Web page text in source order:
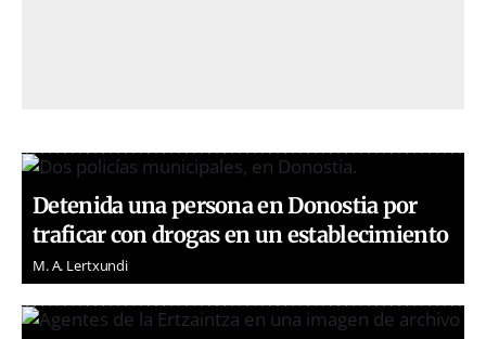
Detenida una persona en Donostia por
traficar con drogas en un establecimiento
M. A. Lertxundi